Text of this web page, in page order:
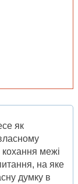
як
межі
на яке
думку в